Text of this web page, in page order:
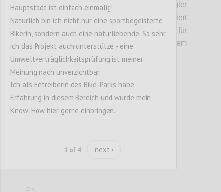
ein Angebot für Touristen und Ausflügler
angedacht: In die Bergstation integriert
werden sollen ein Souvenirshop, ein Markt für
regionale Anbieter, etwa aus dem
Wienerwald, und ein Restaurant.
Hauptstadt ist einfach einmalig!
Natürlich bin ich nicht nur eine sportbegeisterte
Bikerin, sondern auch eine naturliebende. So sehr
ich das Projekt auch unterstütze - eine
Umweltverträglichkeitsprüfung ist meiner
Meinung nach unverzichtbar.
Ich als Betreiberin des Bike-Parks habe
Erfahrung in diesem Bereich und würde mein
Know-How hier gerne einbringen.
1 of 4 next ›